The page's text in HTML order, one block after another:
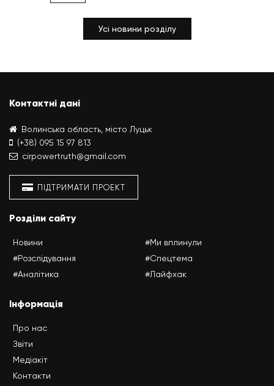
Усі новини розділу
Контактні дані
Волинська область, місто Луцьк
(+38) 095 15 97 813
cirpowertruth@gmail.com
ПІДТРИМАТИ ПРОЕКТ
Розділи сайту
Новини
#Розслідування
#Аналітика
#Ми вплинули
#Спецтема
#Лайфхак
Інформація
Про нас
Звіти
Медіакіт
Контакти